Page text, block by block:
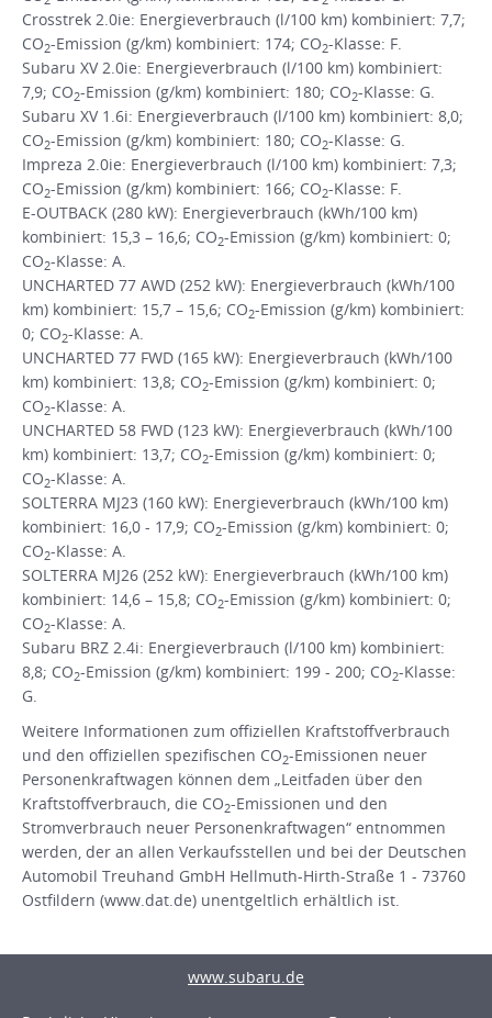
Crosstrek 2.0ie: Energieverbrauch (l/100 km) kombiniert: 7,7;
CO2-Emission (g/km) kombiniert: 174; CO2-Klasse: F.
Subaru XV 2.0ie: Energieverbrauch (l/100 km) kombiniert:
7,9; CO2-Emission (g/km) kombiniert: 180; CO2-Klasse: G.
Subaru XV 1.6i: Energieverbrauch (l/100 km) kombiniert: 8,0;
CO2-Emission (g/km) kombiniert: 180; CO2-Klasse: G.
Impreza 2.0ie: Energieverbrauch (l/100 km) kombiniert: 7,3;
CO2-Emission (g/km) kombiniert: 166; CO2-Klasse: F.
E-OUTBACK (280 kW): Energieverbrauch (kWh/100 km)
kombiniert: 15,3 – 16,6; CO2-Emission (g/km) kombiniert: 0;
CO2-Klasse: A.
UNCHARTED 77 AWD (252 kW): Energieverbrauch (kWh/100
km) kombiniert: 15,7 – 15,6; CO2-Emission (g/km) kombiniert:
0; CO2-Klasse: A.
UNCHARTED 77 FWD (165 kW): Energieverbrauch (kWh/100
km) kombiniert: 13,8; CO2-Emission (g/km) kombiniert: 0;
CO2-Klasse: A.
UNCHARTED 58 FWD (123 kW): Energieverbrauch (kWh/100
km) kombiniert: 13,7; CO2-Emission (g/km) kombiniert: 0;
CO2-Klasse: A.
SOLTERRA MJ23 (160 kW): Energieverbrauch (kWh/100 km)
kombiniert: 16,0 - 17,9; CO2-Emission (g/km) kombiniert: 0;
CO2-Klasse: A.
SOLTERRA MJ26 (252 kW): Energieverbrauch (kWh/100 km)
kombiniert: 14,6 – 15,8; CO2-Emission (g/km) kombiniert: 0;
CO2-Klasse: A.
Subaru BRZ 2.4i: Energieverbrauch (l/100 km) kombiniert:
8,8; CO2-Emission (g/km) kombiniert: 199 - 200; CO2-Klasse:
G.
Weitere Informationen zum offiziellen Kraftstoffverbrauch
und den offiziellen spezifischen CO2-Emissionen neuer
Personenkraftwagen können dem „Leitfaden über den
Kraftstoffverbrauch, die CO2-Emissionen und den
Stromverbrauch neuer Personenkraftwagen“ entnommen
werden, der an allen Verkaufsstellen und bei der Deutschen
Automobil Treuhand GmbH Hellmuth-Hirth-Straße 1 - 73760
Ostfildern (www.dat.de) unentgeltlich erhältlich ist.
www.subaru.de